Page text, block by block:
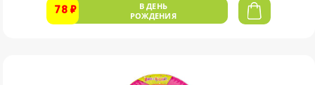
78 ₽
В ДЕНЬ
РОЖДЕНИЯ